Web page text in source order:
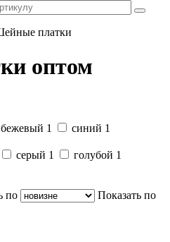
платки
оптом
бежевый 1 синий 1
серый 1 голубой 1
по
Показать по